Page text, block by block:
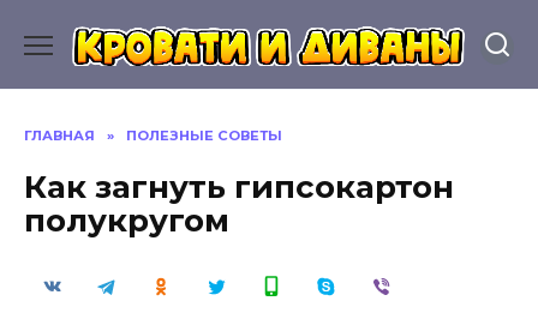
содержанию
ГЛАВНАЯ » ПОЛЕЗНЫЕ СОВЕТЫ
Как загнуть гипсокартон
полукругом